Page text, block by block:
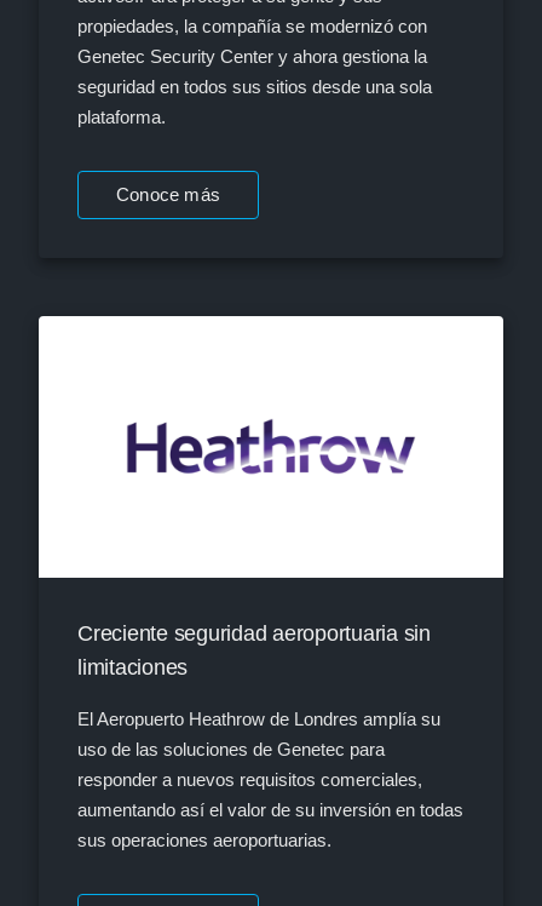
propiedades, la compañía se modernizó con
Genetec Security Center y ahora gestiona la
seguridad en todos sus sitios desde una sola
plataforma.
Conoce más
Creciente seguridad aeroportuaria sin
limitaciones
El Aeropuerto Heathrow de Londres amplía su
uso de las soluciones de Genetec para
responder a nuevos requisitos comerciales,
aumentando así el valor de su inversión en todas
sus operaciones aeroportuarias.